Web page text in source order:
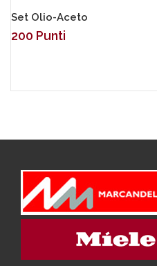
Set Olio-Aceto
200 Punti